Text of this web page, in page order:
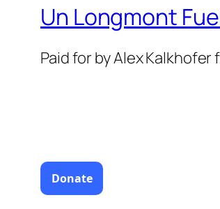
Un Longmont
Paid for by Alex